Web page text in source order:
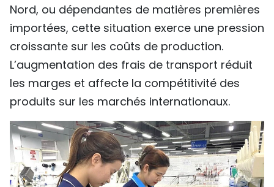
Nord, ou dépendantes de matières premières
importées, cette situation exerce une pression
croissante sur les coûts de production.
L’augmentation des frais de transport réduit
les marges et affecte la compétitivité des
produits sur les marchés internationaux.